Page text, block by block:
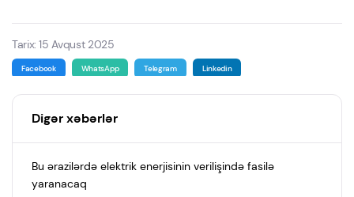
Tarix: 15 Avqust 2025
Facebook WhatsApp Telegram Linkedin
Digər xəbərlər
Bu ərazilərdə elektrik enerjisinin verilişində fasilə
yaranacaq